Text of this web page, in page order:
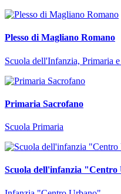
Plesso di Magliano Romano
Scuola dell'Infanzia, Primaria
Primaria Sacrofano
Scuola Primaria
Scuola dell'infanzia "Centro